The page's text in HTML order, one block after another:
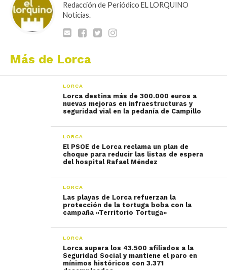
Redacción de Periódico EL LORQUINO
Noticias.
Más de Lorca
LORCA
Lorca destina más de 300.000 euros a
nuevas mejoras en infraestructuras y
seguridad vial en la pedanía de Campillo
LORCA
El PSOE de Lorca reclama un plan de
choque para reducir las listas de espera
del hospital Rafael Méndez
LORCA
Las playas de Lorca refuerzan la
protección de la tortuga boba con la
campaña «Territorio Tortuga»
LORCA
Lorca supera los 43.500 afiliados a la
Seguridad Social y mantiene el paro en
mínimos históricos con 3.371